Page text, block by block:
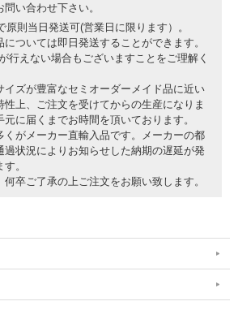
い合わせ下さい。
原則当日発送可(営業日に限ります）。
ついては即日発送することができます。
行えない場合もございますことをご理解く
イズが豊富なセミオーダーメイド品に近い
上、ご注文を受けてからの生産になりま
に届くまでお時間を頂いております。
くがメーカー直輸入品です。メーカーの都
過状況によりお知らせした納期の遅延が発
。
卒ご了承の上ご注文をお願い致します。